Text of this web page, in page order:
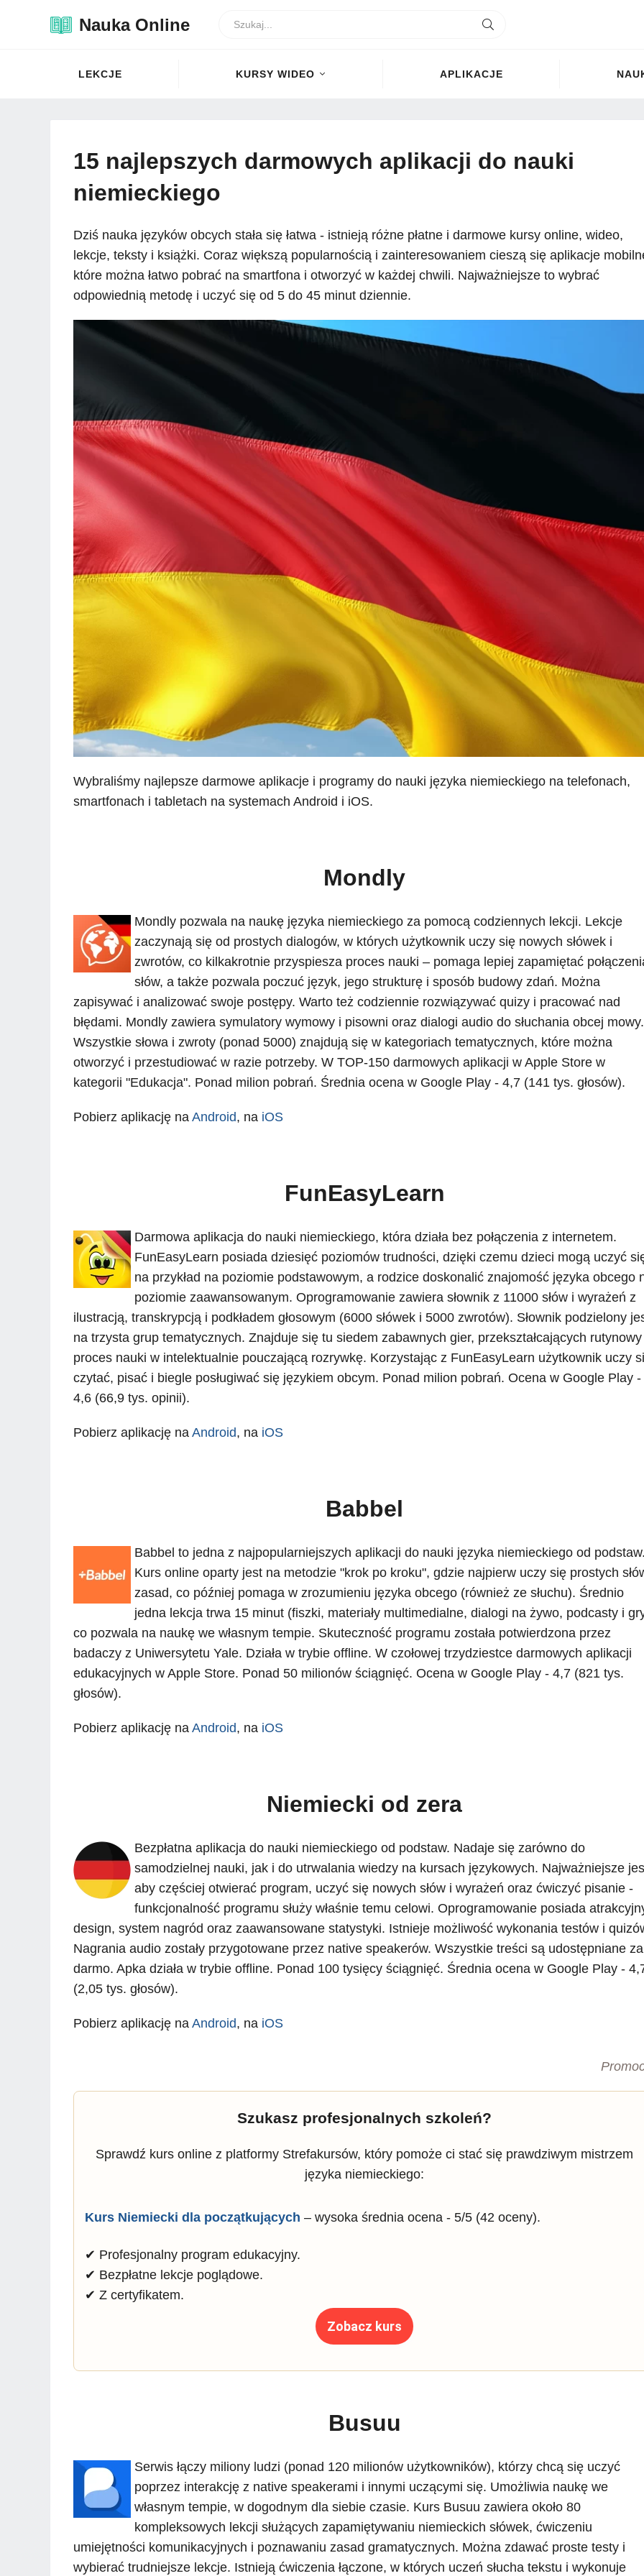
Nauka Online
LEKCJE KURSY WIDEO APLIKACJE
15 najlepszych darmowych aplikacji do nauki
niemieckiego
Dziś nauka języków obcych stała się łatwa - istnieją różne płatne i darmowe kursy online, wideo,
lekcje, teksty i książki. Coraz większą popularnością i zainteresowaniem cieszą się aplikacje
które można łatwo pobrać na smartfona i otworzyć w każdej chwili. Najważniejsze to wybrać
odpowiednią metodę i uczyć się od 5 do 45 minut dziennie.
Wybraliśmy najlepsze darmowe aplikacje i programy do nauki języka niemieckiego na telefonach,
smartfonach i tabletach na systemach Android i iOS.
Mondly
Mondly pozwala na naukę języka niemieckiego za pomocą codziennych lekcji. Lekcje
zaczynają się od prostych dialogów, w których użytkownik uczy się nowych słówek i
zwrotów, co kilkakrotnie przyspiesza proces nauki – pomaga lepiej zapamiętać
słów, a także pozwala poczuć język, jego strukturę i sposób budowy zdań. Można
zapisywać i analizować swoje postępy. Warto też codziennie rozwiązywać quizy i pracować nad
błędami. Mondly zawiera symulatory wymowy i pisowni oraz dialogi audio do słuchania obcej mowy.
Wszystkie słowa i zwroty (ponad 5000) znajdują się w kategoriach tematycznych, które można
otworzyć i przestudiować w razie potrzeby. W TOP-150 darmowych aplikacji w Apple Store w
kategorii "Edukacja". Ponad milion pobrań. Średnia ocena w Google Play - 4,7 (141 tys. głosów).
Pobierz aplikację na Android, na iOS
FunEasyLearn
Darmowa aplikacja do nauki niemieckiego, która działa bez połączenia z internetem.
FunEasyLearn posiada dziesięć poziomów trudności, dzięki czemu dzieci mogą uczyć
na przykład na poziomie podstawowym, a rodzice doskonalić znajomość języka obcego
poziomie zaawansowanym. Oprogramowanie zawiera słownik z 11000 słów i wyrażeń z
ilustracją, transkrypcją i podkładem głosowym (6000 słówek i 5000 zwrotów). Słownik podzielony
na trzysta grup tematycznych. Znajduje się tu siedem zabawnych gier, przekształcających rutynowy
proces nauki w intelektualnie pouczającą rozrywkę. Korzystając z FunEasyLearn użytkownik uczy
czytać, pisać i biegle posługiwać się językiem obcym. Ponad milion pobrań. Ocena w Google Play -
4,6 (66,9 tys. opinii).
Pobierz aplikację na Android, na iOS
Babbel
Babbel to jedna z najpopularniejszych aplikacji do nauki języka niemieckiego od
Kurs online oparty jest na metodzie "krok po kroku", gdzie najpierw uczy się prostych
zasad, co później pomaga w zrozumieniu języka obcego (również ze słuchu). Średnio
jedna lekcja trwa 15 minut (fiszki, materiały multimedialne, dialogi na żywo, podcasty i
co pozwala na naukę we własnym tempie. Skuteczność programu została potwierdzona przez
badaczy z Uniwersytetu Yale. Działa w trybie offline. W czołowej trzydziestce darmowych aplikacji
edukacyjnych w Apple Store. Ponad 50 milionów ściągnięć. Ocena w Google Play - 4,7 (821 tys.
głosów).
Pobierz aplikację na Android, na iOS
Niemiecki od zera
Bezpłatna aplikacja do nauki niemieckiego od podstaw. Nadaje się zarówno do
samodzielnej nauki, jak i do utrwalania wiedzy na kursach językowych. Najważniejsze
aby częściej otwierać program, uczyć się nowych słów i wyrażeń oraz ćwiczyć pisanie -
funkcjonalność programu służy właśnie temu celowi. Oprogramowanie posiada
design, system nagród oraz zaawansowane statystyki. Istnieje możliwość wykonania testów i
Nagrania audio zostały przygotowane przez native speakerów. Wszystkie treści są udostępniane za
darmo. Apka działa w trybie offline. Ponad 100 tysięcy ściągnięć. Średnia ocena w Google Play -
(2,05 tys. głosów).
Pobierz aplikację na Android, na iOS
Szukasz profesjonalnych szkoleń?
Sprawdź kurs online z platformy Strefakursów, który pomoże ci stać się prawdziwym mistrzem
języka niemieckiego:
Kurs Niemiecki dla początkujących – wysoka średnia ocena - 5/5 (42 oceny).
✔ Profesjonalny program edukacyjny.
✔ Bezpłatne lekcje poglądowe.
✔ Z certyfikatem.
Zobacz kurs
Busuu
Serwis łączy miliony ludzi (ponad 120 milionów użytkowników), którzy chcą się uczyć
poprzez interakcję z native speakerami i innymi uczącymi się. Umożliwia naukę we
własnym tempie, w dogodnym dla siebie czasie. Kurs Busuu zawiera około 80
kompleksowych lekcji służących zapamiętywaniu niemieckich słówek, ćwiczeniu
umiejętności komunikacyjnych i poznawaniu zasad gramatycznych. Można zdawać proste testy i
wybierać trudniejsze lekcje. Istnieją ćwiczenia łączone, w których uczeń słucha tekstu i wykonuje